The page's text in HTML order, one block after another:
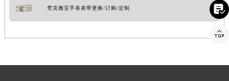
梵克雅宝手表表带更换/订购/定制

